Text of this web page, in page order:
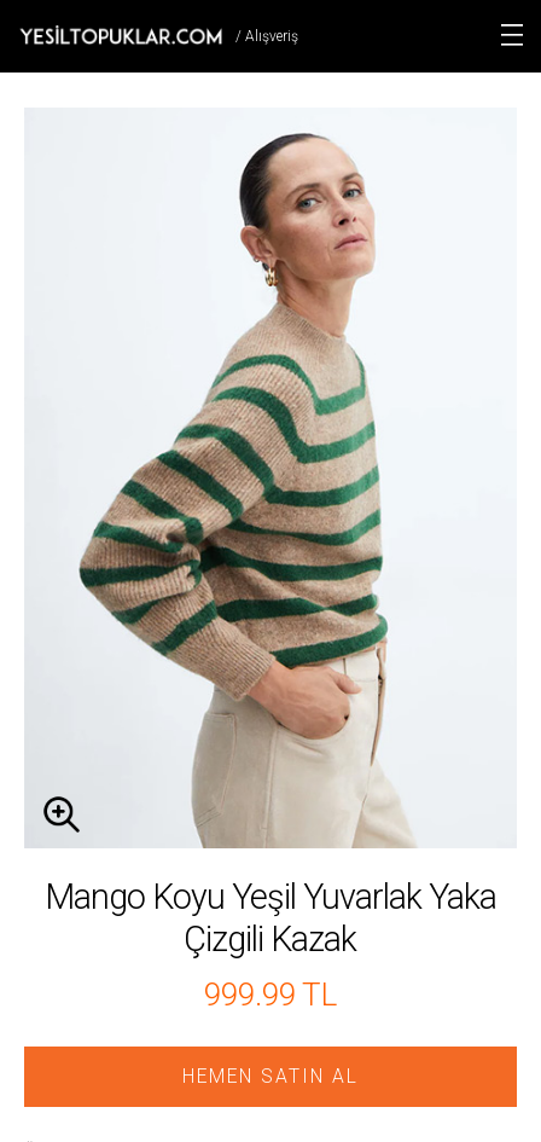
/ Alışveriş
Mango Koyu Yeşil Yuvarlak Yaka
Çizgili Kazak
999.99 TL
HEMEN SATIN AL